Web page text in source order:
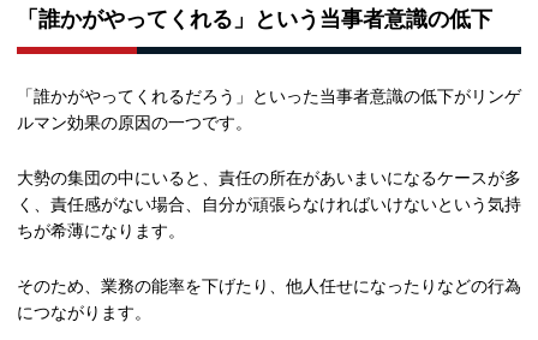
「誰かがやってくれる」という当事者意識の低下
「誰かがやってくれるだろう」といった当事者意識の低下がリンゲ
ルマン効果の原因の一つです。
大勢の集団の中にいると、責任の所在があいまいになるケースが多
く、責任感がない場合、自分が頑張らなければいけないという気持
ちが希薄になります。
そのため、業務の能率を下げたり、他人任せになったりなどの行為
につながります。